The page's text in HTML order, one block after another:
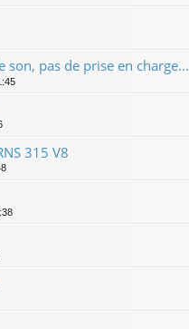
son, pas de prise en charge...
315 V8